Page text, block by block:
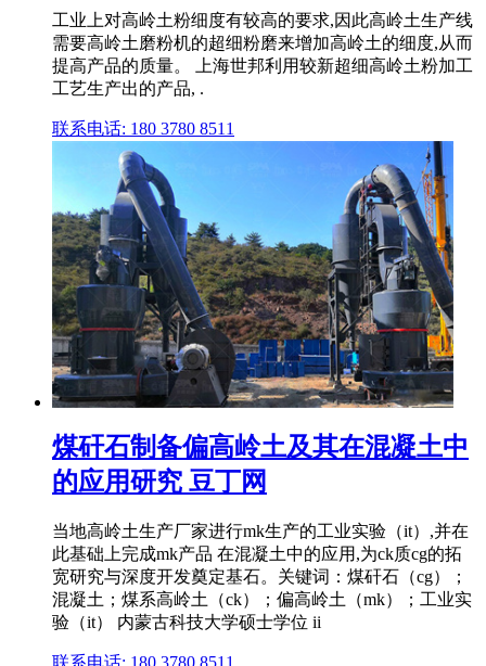
工业上对高岭土粉细度有较高的要求,因此高岭土生产线
需要高岭土磨粉机的超细粉磨来增加高岭土的细度,从而
提高产品的质量。 上海世邦利用较新超细高岭土粉加工
工艺生产出的产品, .
联系电话: 180 3780 8511
煤矸石制备偏高岭土及其在混凝土中
的应用研究 豆丁网
当地高岭土生产厂家进行mk生产的工业实验（it）,并在
此基础上完成mk产品 在混凝土中的应用,为ck质cg的拓
宽研究与深度开发奠定基石。关键词：煤矸石（cg）；
混凝土；煤系高岭土（ck）；偏高岭土（mk）；工业实
验（it） 内蒙古科技大学硕士学位 ii
联系电话: 180 3780 8511